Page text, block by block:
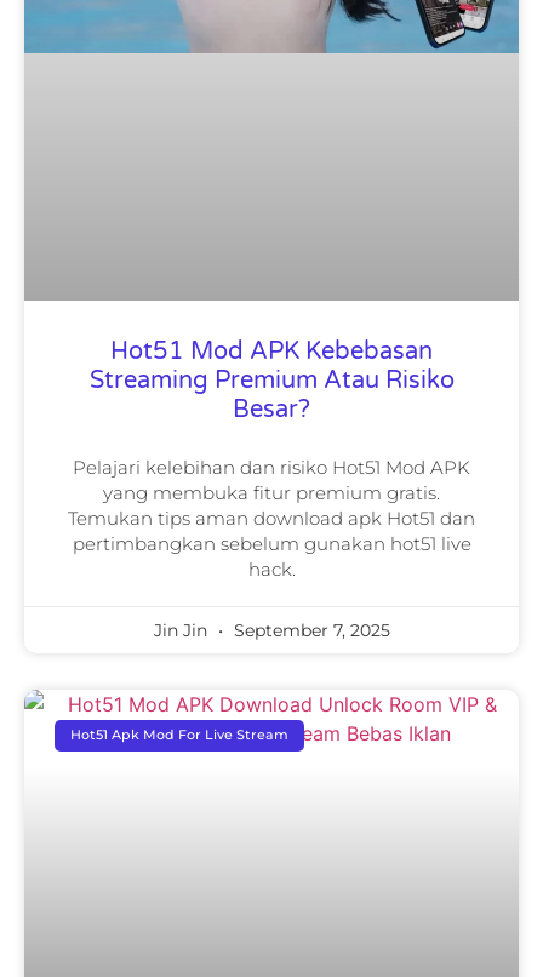
Hot51 Mod APK Kebebasan
Streaming Premium Atau Risiko
Besar?
Pelajari kelebihan dan risiko Hot51 Mod APK
yang membuka fitur premium gratis.
Temukan tips aman download apk Hot51 dan
pertimbangkan sebelum gunakan hot51 live
hack.
Jin Jin September 7, 2025
Hot51 Apk Mod For Live Stream